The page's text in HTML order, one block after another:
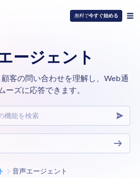
無料で今すぐ始める
ージェント
客の問い合わせを理解し、Web通
ーズに応答できます。
能を検索
音声エージェント